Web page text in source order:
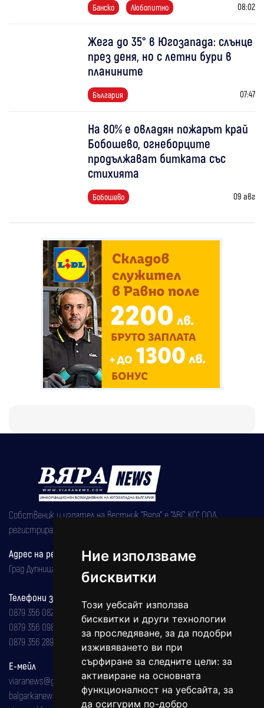
Ние използваме
бисквитки
Този уебсайт използва
бисквитки и други технологии
за проследяване, за да подобри
изживяването ви при
сърфиране за следните цели: за
активиране на основната
функционалност на уебсайта, за
да осигурим по-добро
Банско Любопитно 08:02
Жега до 35° в Югозапада: слънце
през деня, но с летни бури в
планините
България 07:47
На 80% е овладян пожарът край
Бобошево, огнеборците
продължават битката със
стихията
Бобошево 09 авг
Собственик и издател на вестник "Вяра" е "АВС КО" ООД,
регистрирана на 08.05.2002 година.
Адрес на редакцията
Град Дупница, ул.''Христо Ботев" 43
Телефони за реклама и абонаменти
0879 356 082
0879 356 098
0879 356 289
Е-мейл
viaranews@gmail.com
balgarkanews@gmail.com